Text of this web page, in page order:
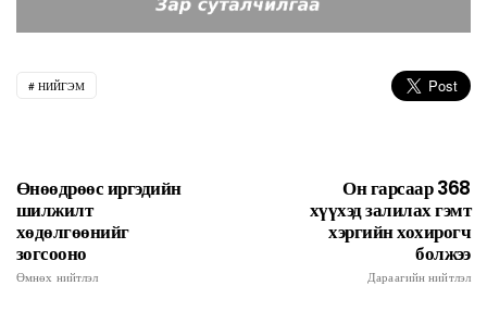
НИЙГЭМ
Өнөөдрөөс иргэдийн
шилжилт
хөдөлгөөнийг
зогсооно
Өмнөх нийтлэл
Он гарсаар 368
хүүхэд залилах гэмт
хэргийн хохирогч
болжээ
Дараагийн нийтлэл